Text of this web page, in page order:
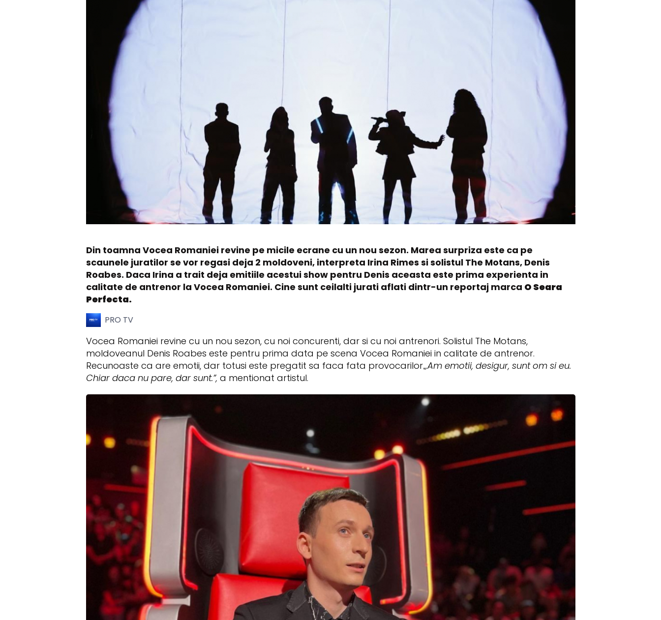
Din toamna Vocea Romaniei revine pe micile ecrane cu un nou sezon. Marea surpriza este ca pe
scaunele juratilor se vor regasi deja 2 moldoveni, interpreta Irina Rimes si solistul The Motans, Denis
Roabes. Daca Irina a trait deja emitiile acestui show pentru Denis aceasta este prima experienta in
calitate de antrenor la Vocea Romaniei. Cine sunt ceilalti jurati aflati dintr-un reportaj marca O Seara
Perfecta.
PRO TV
Vocea Romaniei revine cu un nou sezon, cu noi concurenti, dar si cu noi antrenori. Solistul The Motans,
moldoveanul Denis Roabes este pentru prima data pe scena Vocea Romaniei in calitate de antrenor.
Recunoaste ca are emotii, dar totusi este pregatit sa faca fata provocarilor.„Am emotii, desigur, sunt om si eu.
Chiar daca nu pare, dar sunt.”, a mentionat artistul.